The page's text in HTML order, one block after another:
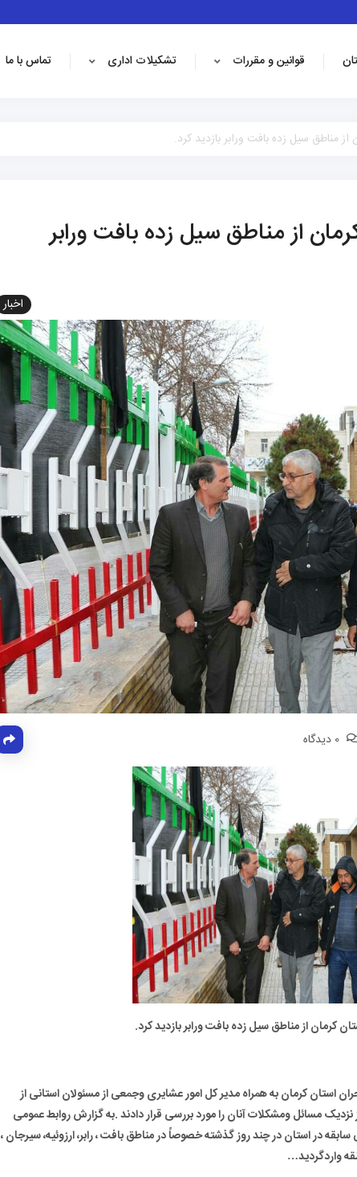
قوانین و مقررات تشکیلات اداری تماس با ما
مناطق سیل زده بافت ورابر بازدید کرد.
از مناطق سیل زده بافت ورابر
اخبار
کرمان از مناطق سیل زده بافت ورابر بازدید کرد.
استان کرمان به همراه مدیر کل امور عشایری وجمعی از مسئولان استانی از
مسائل ومشکلات آنان را مورد بررسی قرار دادند .به گزارش روابط عمومی
در استان در چند روز گذشته خصوصاً در مناطق بافت ، رابر، ارزوئیه، سیرجان ،
واردگردید…